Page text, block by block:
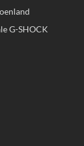
G-SHOCK